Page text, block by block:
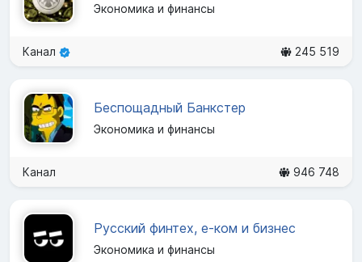
Экономика и финансы
Канал 245 519
Беспощадный Банкстер
Экономика и финансы
Канал 946 748
Русский финтех, е-ком и бизнес
Экономика и финансы